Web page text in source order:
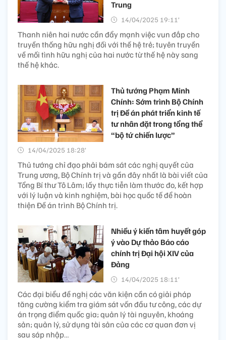
Trung
14/04/2025 19:11’
Thanh niên hai nước cần đẩy mạnh việc vun đắp cho
truyền thống hữu nghị đối với thế hệ trẻ; tuyên truyền
về mối tình hữu nghị của hai nước từ thế hệ này sang
thế hệ khác.
Thủ tướng Phạm Minh
Chính: Sớm trình Bộ Chính
trị Đề án phát triển kinh tế
tư nhân đặt trong tổng thể
“bộ tứ chiến lược”
14/04/2025 18:28’
Thủ tướng chỉ đạo phải bám sát các nghị quyết của
Trung ương, Bộ Chính trị và gần đây nhất là bài viết của
Tổng Bí thư Tô Lâm; lấy thực tiễn làm thước đo, kết hợp
với lý luận và kinh nghiệm, bài học quốc tế để hoàn
thiện Đề án trình Bộ Chính trị.
Nhiều ý kiến tâm huyết góp
ý vào Dự thảo Báo cáo
chính trị Đại hội XIV của
Đảng
14/04/2025 18:11’
Các đại biểu đề nghị các văn kiện cần có giải pháp
tăng cường kiểm tra giám sát vốn đầu tư công, các dự
án trọng điểm quốc gia; quản lý tài nguyên, khoáng
sản; quản lý, sử dụng tài sản của các cơ quan đơn vị
sau sáp nhập…